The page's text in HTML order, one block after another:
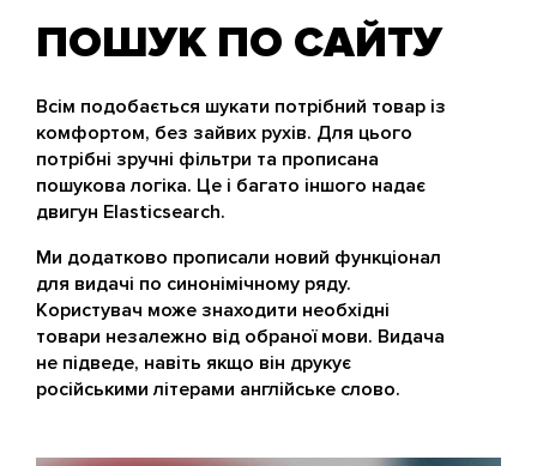
ПОШУК ПО САЙТУ
Всім подобається шукати потрібний товар із
комфортом, без зайвих рухів. Для цього
потрібні зручні фільтри та прописана
пошукова логіка. Це і багато іншого надає
двигун Elasticsearch.
Ми додатково прописали новий функціонал
для видачі по синонімічному ряду.
Користувач може знаходити необхідні
товари незалежно від обраної мови. Видача
не підведе, навіть якщо він друкує
російськими літерами англійське слово.